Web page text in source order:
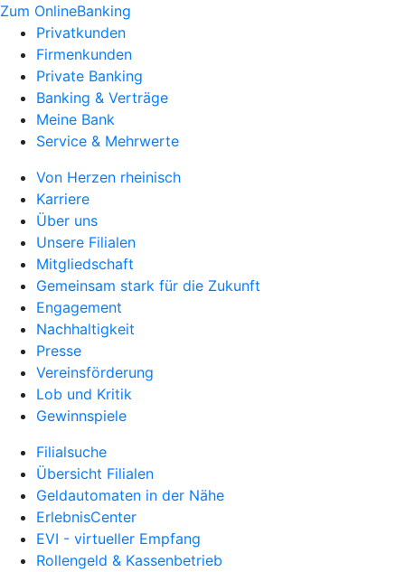
Zum OnlineBanking
Privatkunden
Firmenkunden
Private Banking
Banking & Verträge
Meine Bank
Service & Mehrwerte
Von Herzen rheinisch
Karriere
Über uns
Unsere Filialen
Mitgliedschaft
Gemeinsam stark für die Zukunft
Engagement
Nachhaltigkeit
Presse
Vereinsförderung
Lob und Kritik
Gewinnspiele
Filialsuche
Übersicht Filialen
Geldautomaten in der Nähe
ErlebnisCenter
EVI - virtueller Empfang
Rollengeld & Kassenbetrieb